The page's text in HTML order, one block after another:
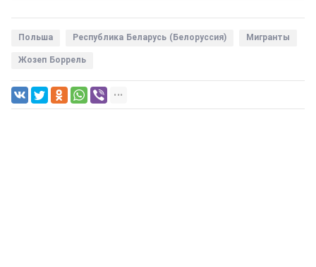
Польша Республика Беларусь (Белоруссия) Мигранты
Жозеп Боррель